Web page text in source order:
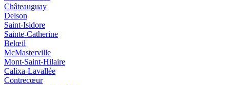
Châteauguay
Delson
Saint‑Isidore
Sainte‑Catherine
Belœil
McMasterville
Mont‑Saint‑Hilaire
Calixa‑Lavallée
Contrecœur